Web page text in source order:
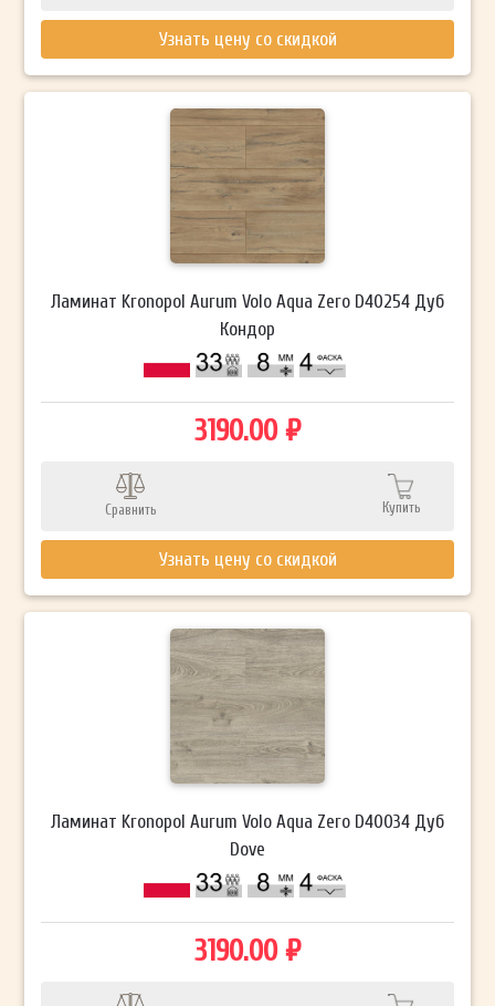
Узнать цену со скидкой
Ламинат Kronopol Aurum Volo Aqua Zero D40254 Дуб
Кондор
3190.00 ₽
Сравнить Купить
Узнать цену со скидкой
Ламинат Kronopol Aurum Volo Aqua Zero D40034 Дуб
Dove
3190.00 ₽